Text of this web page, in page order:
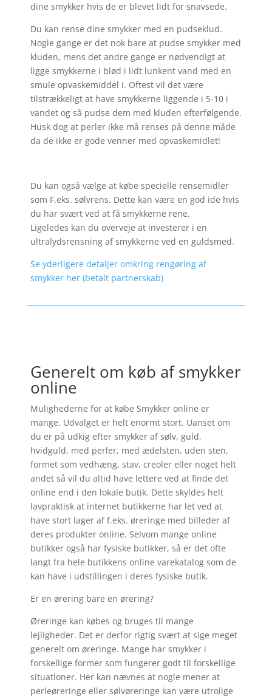
dine smykker hvis de er blevet lidt for snavsede.
Du kan rense dine smykker med en pudseklud.
Nogle gange er det nok bare at pudse smykker med
kluden, mens det andre gange er nødvendigt at
ligge smykkerne i blød i lidt lunkent vand med en
smule opvaskemiddel i. Oftest vil det være
tilstrækkeligt at have smykkerne liggende i 5-10 i
vandet og så pudse dem med kluden efterfølgende.
Husk dog at perler ikke må renses på denne måde
da de ikke er gode venner med opvaskemidlet!
Du kan også vælge at købe specielle rensemidler
som F.eks. sølvrens. Dette kan være en god ide hvis
du har svært ved at få smykkerne rene.
Ligeledes kan du overveje at investerer i en
ultralydsrensning af smykkerne ved en guldsmed.
Se yderligere detaljer omkring rengøring af
smykker her (betalt partnerskab)
Generelt om køb af smykker
online
Mulighederne for at købe Smykker online er
mange. Udvalget er helt enormt stort. Uanset om
du er på udkig efter smykker af sølv, guld,
hvidguld, med perler, med ædelsten, uden sten,
formet som vedhæng, stav, creoler eller noget helt
andet så vil du altid have lettere ved at finde det
online end i den lokale butik. Dette skyldes helt
lavpraktisk at internet butikkerne har let ved at
have stort lager af f.eks. øreringe med billeder af
deres produkter online. Selvom mange online
butikker også har fysiske butikker, så er det ofte
langt fra hele butikkens online varekatalog som de
kan have i udstillingen i deres fysiske butik.
Er en ørering bare en ørering?
Øreringe kan købes og bruges til mange
lejligheder. Det er derfor rigtig svært at sige meget
generelt om øreringe. Mange har smykker i
forskellige former som fungerer godt til forskellige
situationer. Her kan nævnes at nogle mener at
perleøreringe eller sølvøreringe kan være utrolige